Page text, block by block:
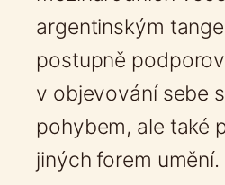
argentinským
postupně
v objevování sebe
pohybem, ale také
jiných forem umění.